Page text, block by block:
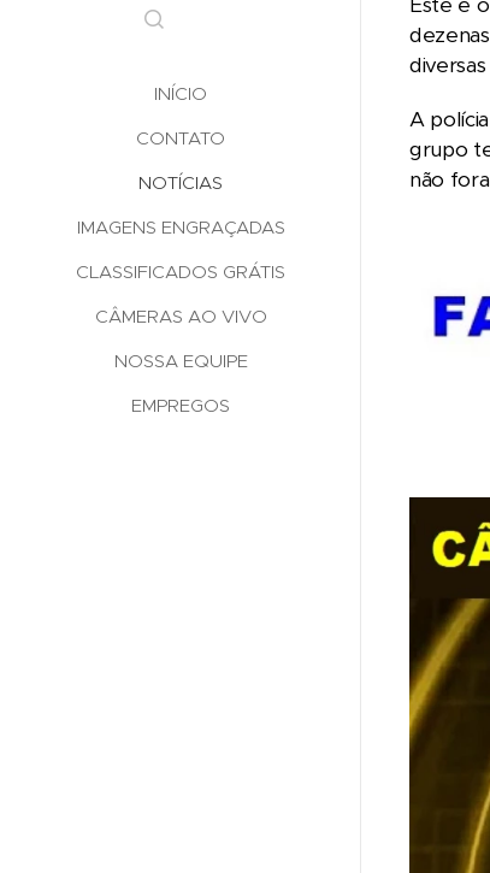
INÍCIO
CONTATO
NOTÍCIAS
IMAGENS ENGRAÇADAS
CLASSIFICADOS GRÁTIS
CÂMERAS AO VIVO
NOSSA EQUIPE
EMPREGOS
Este é
A
grupo
não